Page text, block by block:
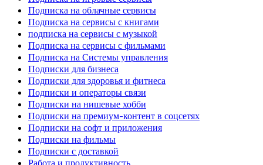
Подписка на облачные сервисы
Подписка на сервисы с книгами
подписка на сервисы с музыкой
Подписка на сервисы с фильмами
Подписка на Системы управления
Подписки для бизнеса
Подписки для здоровья и фитнеса
Подписки и операторы связи
Подписки на нишевые хобби
Подписки на премиум-контент в соцсетях
Подписки на софт и приложения
Подписки на фильмы
Подписки с доставкой